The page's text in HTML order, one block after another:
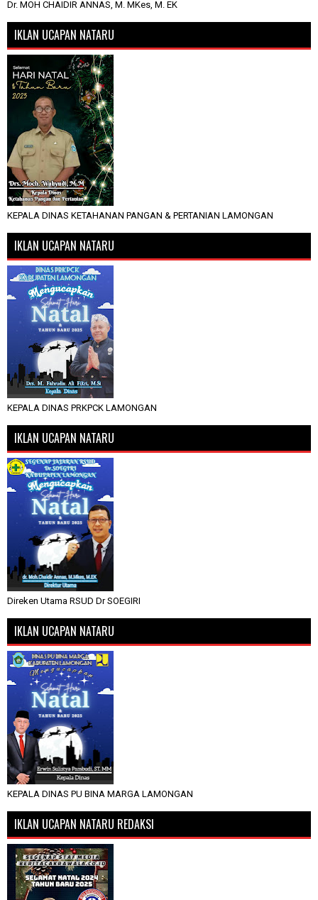
Dr. MOH CHAIDIR ANNAS, M. MKes, M. EK
IKLAN UCAPAN NATARU
KEPALA DINAS KETAHANAN PANGAN & PERTANIAN LAMONGAN
IKLAN UCAPAN NATARU
KEPALA DINAS PRKPCK LAMONGAN
IKLAN UCAPAN NATARU
Direken Utama RSUD Dr SOEGIRI
IKLAN UCAPAN NATARU
KEPALA DINAS PU BINA MARGA LAMONGAN
IKLAN UCAPAN NATARU REDAKSI